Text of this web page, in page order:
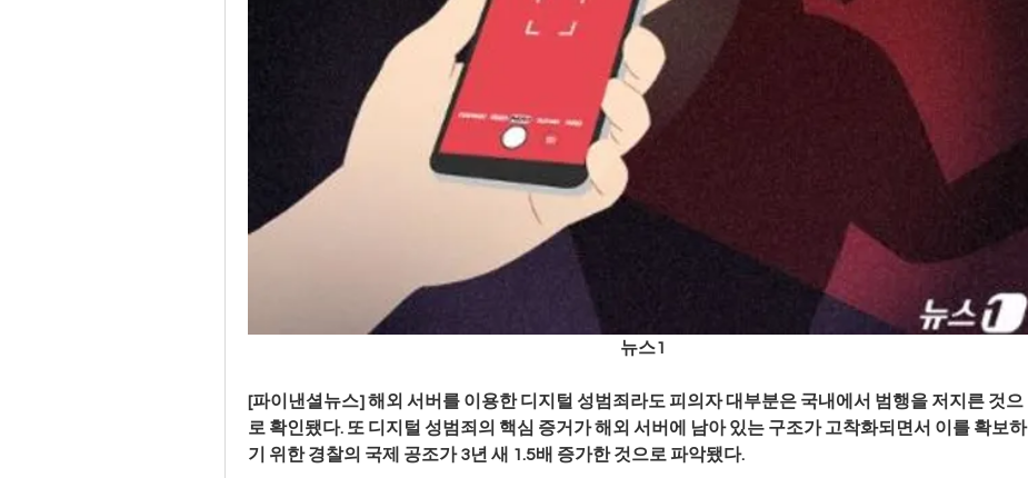
뉴스1
[파이낸셜뉴스] 해외 서버를 이용한 디지털 성범죄라도 피의자 대부분은 국내에서 범행을 저지른 것으
로 확인됐다. 또 디지털 성범죄의 핵심 증거가 해외 서버에 남아 있는 구조가 고착화되면서 이를 확보하
기 위한 경찰의 국제 공조가 3년 새 1.5배 증가한 것으로 파악됐다.